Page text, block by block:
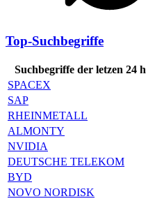
Top-Suchbegriffe
Suchbegriffe der letzen 24 h
SPACEX
SAP
RHEINMETALL
ALMONTY
NVIDIA
DEUTSCHE TELEKOM
BYD
NOVO NORDISK